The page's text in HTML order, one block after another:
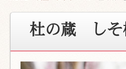
杜の蔵 しそ